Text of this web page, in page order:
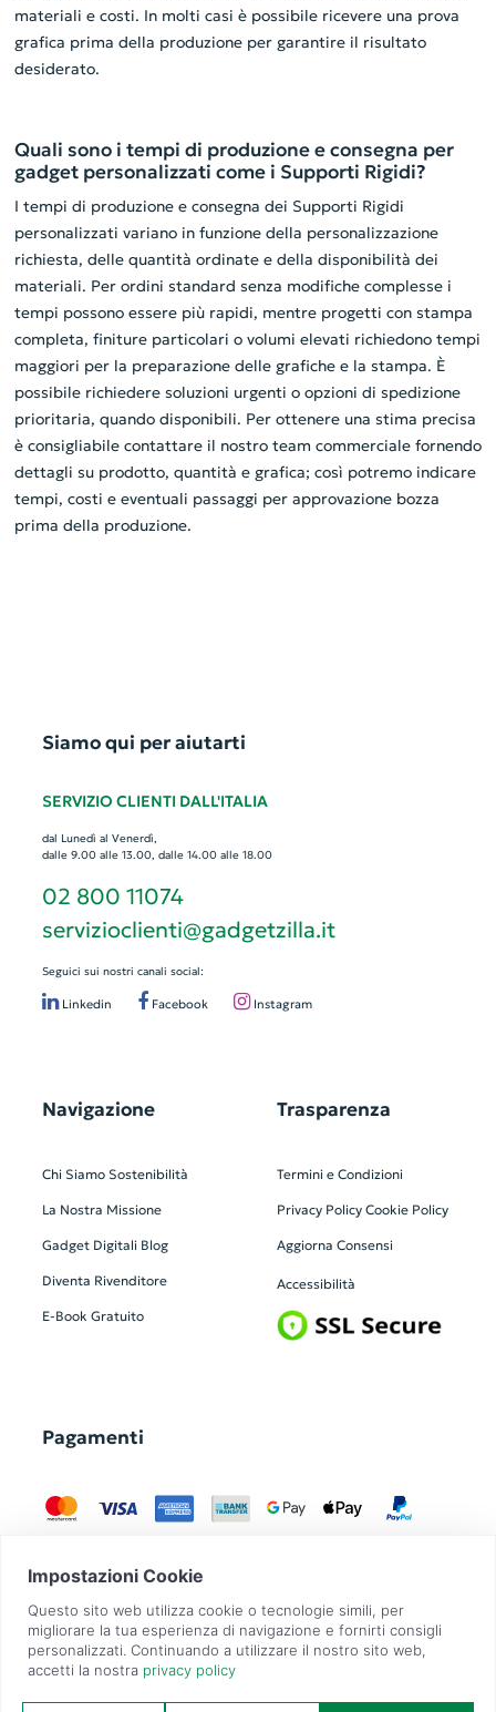
materiali e costi. In molti casi è possibile ricevere una prova
grafica prima della produzione per garantire il risultato
desiderato.
Quali sono i tempi di produzione e consegna per
gadget personalizzati come i Supporti Rigidi?
I tempi di produzione e consegna dei Supporti Rigidi
personalizzati variano in funzione della personalizzazione
richiesta, delle quantità ordinate e della disponibilità dei
materiali. Per ordini standard senza modifiche complesse i
tempi possono essere più rapidi, mentre progetti con stampa
completa, finiture particolari o volumi elevati richiedono tempi
maggiori per la preparazione delle grafiche e la stampa. È
possibile richiedere soluzioni urgenti o opzioni di spedizione
prioritaria, quando disponibili. Per ottenere una stima precisa
è consigliabile contattare il nostro team commerciale fornendo
dettagli su prodotto, quantità e grafica; così potremo indicare
tempi, costi e eventuali passaggi per approvazione bozza
prima della produzione.
Siamo qui per aiutarti
SERVIZIO CLIENTI DALL'ITALIA
dal Lunedì al Venerdì,
dalle 9.00 alle 13.00, dalle 14.00 alle 18.00
02 800 11074
servizioclienti@gadgetzilla.it
Seguici sui nostri canali social:
Linkedin Facebook Instagram
Navigazione
Chi Siamo Sostenibilità
La Nostra Missione
Gadget Digitali Blog
Diventa Rivenditore
E-Book Gratuito
Trasparenza
Termini e Condizioni
Privacy Policy Cookie Policy
Aggiorna Consensi
Accessibilità
Pagamenti
GadgetZilla è un Brand di Overbi S.r.l.| realizzato con Contit
| © 2026 Tutti
i diritti riservati | P.IVA: 09351560967